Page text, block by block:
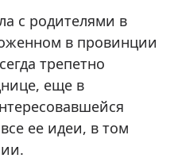
с родителями в
в провинции
трепетно
еще в
ее идеи, в том